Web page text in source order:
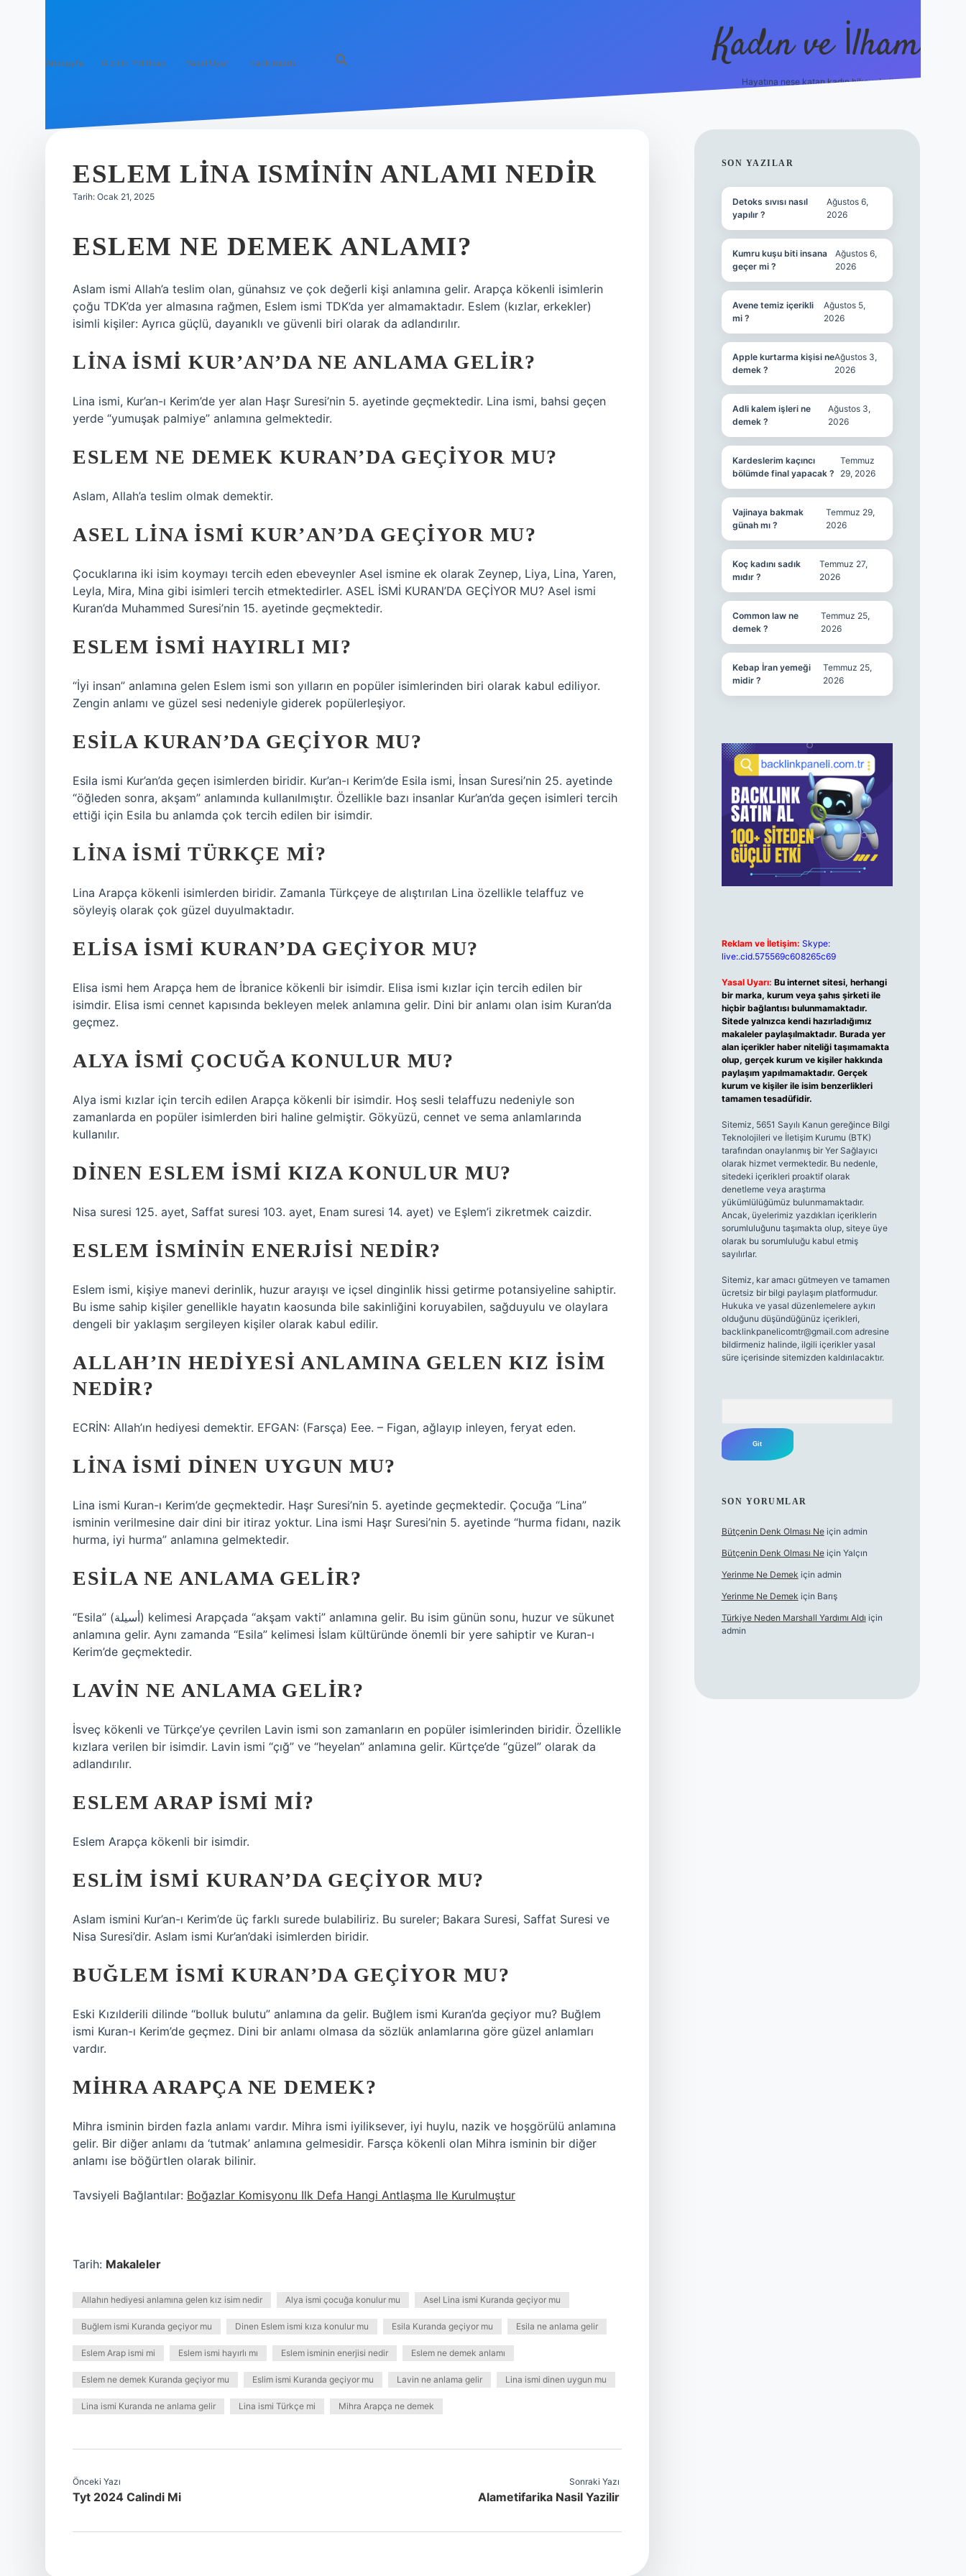
Anasayfa Gizlilik Politikası Yasal Uyarı Hakkımızda Kadın ve İlham
Hayatına neşe katan kadın hikayeleri!
ESLEM LINA ISMININ ANLAMI NEDIR
Tarih: Ocak 21, 2025
ESLEM NE DEMEK ANLAMI?
Aslam ismi Allah’a teslim olan, günahsız ve çok değerli kişi anlamına gelir. Arapça kökenli isimlerin
çoğu TDK’da yer almasına rağmen, Eslem ismi TDK’da yer almamaktadır. Eslem (kızlar, erkekler)
isimli kişiler: Ayrıca güçlü, dayanıklı ve güvenli biri olarak da adlandırılır.
LINA ISMI KUR’AN’DA NE ANLAMA GELIR?
Lina ismi, Kur’an-ı Kerim’de yer alan Haşr Suresi’nin 5. ayetinde geçmektedir. Lina ismi, bahsi geçen
yerde “yumuşak palmiye” anlamına gelmektedir.
ESLEM NE DEMEK KURAN’DA GEÇIYOR MU?
Aslam, Allah’a teslim olmak demektir.
ASEL LINA ISMI KUR’AN’DA GEÇIYOR MU?
Çocuklarına iki isim koymayı tercih eden ebeveynler Asel ismine ek olarak Zeynep, Liya, Lina, Yaren,
Leyla, Mira, Mina gibi isimleri tercih etmektedirler. ASEL İSMİ KURAN’DA GEÇİYOR MU? Asel ismi
Kuran’da Muhammed Suresi’nin 15. ayetinde geçmektedir.
ESLEM ISMI HAYIRLI MI?
“İyi insan” anlamına gelen Eslem ismi son yılların en popüler isimlerinden biri olarak kabul ediliyor.
Zengin anlamı ve güzel sesi nedeniyle giderek popülerleşiyor.
ESILA KURAN’DA GEÇIYOR MU?
Esila ismi Kur’an’da geçen isimlerden biridir. Kur’an-ı Kerim’de Esila ismi, İnsan Suresi’nin 25. ayetinde
“öğleden sonra, akşam” anlamında kullanılmıştır. Özellikle bazı insanlar Kur’an’da geçen isimleri tercih
ettiği için Esila bu anlamda çok tercih edilen bir isimdir.
LINA ISMI TÜRKÇE MI?
Lina Arapça kökenli isimlerden biridir. Zamanla Türkçeye de alıştırılan Lina özellikle telaffuz ve
söyleyiş olarak çok güzel duyulmaktadır.
ELISA ISMI KURAN’DA GEÇIYOR MU?
Elisa ismi hem Arapça hem de İbranice kökenli bir isimdir. Elisa ismi kızlar için tercih edilen bir
isimdir. Elisa ismi cennet kapısında bekleyen melek anlamına gelir. Dini bir anlamı olan isim Kuran’da
geçmez.
ALYA ISMI ÇOCUĞA KONULUR MU?
Alya ismi kızlar için tercih edilen Arapça kökenli bir isimdir. Hoş sesli telaffuzu nedeniyle son
zamanlarda en popüler isimlerden biri haline gelmiştir. Gökyüzü, cennet ve sema anlamlarında
kullanılır.
DINEN ESLEM ISMI KIZA KONULUR MU?
Nisa suresi 125. ayet, Saffat suresi 103. ayet, Enam suresi 14. ayet) ve Eşlem’i zikretmek caizdir.
ESLEM ISMININ ENERJISI NEDIR?
Eslem ismi, kişiye manevi derinlik, huzur arayışı ve içsel dinginlik hissi getirme potansiyeline sahiptir.
Bu isme sahip kişiler genellikle hayatın kaosunda bile sakinliğini koruyabilen, sağduyulu ve olaylara
dengeli bir yaklaşım sergileyen kişiler olarak kabul edilir.
ALLAH’IN HEDIYESI ANLAMINA GELEN KIZ ISIM
NEDIR?
ECRİN: Allah’ın hediyesi demektir. EFGAN: (Farsça) Eee. – Figan, ağlayıp inleyen, feryat eden.
LINA ISMI DINEN UYGUN MU?
Lina ismi Kuran-ı Kerim’de geçmektedir. Haşr Suresi’nin 5. ayetinde geçmektedir. Çocuğa “Lina”
isminin verilmesine dair dini bir itiraz yoktur. Lina ismi Haşr Suresi’nin 5. ayetinde “hurma fidanı, nazik
hurma, iyi hurma” anlamına gelmektedir.
ESILA NE ANLAMA GELIR?
“Esila” (أسيلة) kelimesi Arapçada “akşam vakti” anlamına gelir. Bu isim günün sonu, huzur ve sükunet
anlamına gelir. Aynı zamanda “Esila” kelimesi İslam kültüründe önemli bir yere sahiptir ve Kuran-ı
Kerim’de geçmektedir.
LAVIN NE ANLAMA GELIR?
İsveç kökenli ve Türkçe’ye çevrilen Lavin ismi son zamanların en popüler isimlerinden biridir. Özellikle
kızlara verilen bir isimdir. Lavin ismi “çığ” ve “heyelan” anlamına gelir. Kürtçe’de “güzel” olarak da
adlandırılır.
ESLEM ARAP ISMI MI?
Eslem Arapça kökenli bir isimdir.
ESLIM ISMI KURAN’DA GEÇIYOR MU?
Aslam ismini Kur’an-ı Kerim’de üç farklı surede bulabiliriz. Bu sureler; Bakara Suresi, Saffat Suresi ve
Nisa Suresi’dir. Aslam ismi Kur’an’daki isimlerden biridir.
BUĞLEM ISMI KURAN’DA GEÇIYOR MU?
Eski Kızılderili dilinde “bolluk bulutu” anlamına da gelir. Buğlem ismi Kuran’da geçiyor mu? Buğlem
ismi Kuran-ı Kerim’de geçmez. Dini bir anlamı olmasa da sözlük anlamlarına göre güzel anlamları
vardır.
MIHRA ARAPÇA NE DEMEK?
Mihra isminin birden fazla anlamı vardır. Mihra ismi iyiliksever, iyi huylu, nazik ve hoşgörülü anlamına
gelir. Bir diğer anlamı da ‘tutmak’ anlamına gelmesidir. Farsça kökenli olan Mihra isminin bir diğer
anlamı ise böğürtlen olarak bilinir.
Tavsiyeli Bağlantılar: Boğazlar Komisyonu Ilk Defa Hangi Antlaşma Ile Kurulmuştur
Tarih: Makaleler
Allahın hediyesi anlamına gelen kız isim nedir Alya ismi çocuğa konulur mu Asel Lina ismi Kuranda geçiyor mu
Buğlem ismi Kuranda geçiyor mu Dinen Eslem ismi kıza konulur mu Esila Kuranda geçiyor mu Esila ne anlama gelir
Eslem Arap ismi mi Eslem ismi hayırlı mı Eslem isminin enerjisi nedir Eslem ne demek anlamı
Eslem ne demek Kuranda geçiyor mu Eslim ismi Kuranda geçiyor mu Lavin ne anlama gelir Lina ismi dinen uygun mu
Lina ismi Kuranda ne anlama gelir Lina ismi Türkçe mi Mihra Arapça ne demek
Önceki Yazı
Tyt 2024 Calindi Mi
Sonraki Yazı
Alametifarika Nasil Yazilir
SIDEBAR
SON YAZILAR
Detoks sıvısı nasıl
yapılır ?
Ağustos 6,
2026
Kumru kuşu biti insana
geçer mi ?
Ağustos 6,
2026
Avene temiz içerikli
mi ?
Ağustos 5,
2026
Apple kurtarma kişisi ne
demek ?
Ağustos 3,
2026
Adli kalem işleri ne
demek ?
Ağustos 3,
2026
Kardeslerim kaçıncı
bölümde final yapacak ?
Temmuz
29, 2026
Vajinaya bakmak
günah mı ?
Temmuz 29,
2026
Koç kadını sadık
mıdır ?
Temmuz 27,
2026
Common law ne
demek ?
Temmuz 25,
2026
Kebap İran yemeği
midir ?
Temmuz 25,
2026
Reklam ve İletişim: Skype:
live:.cid.575569c608265c69
Yasal Uyarı: Bu internet sitesi, herhangi
bir marka, kurum veya şahıs şirketi ile
hiçbir bağlantısı bulunmamaktadır.
Sitede yalnızca kendi hazırladığımız
makaleler paylaşılmaktadır. Burada yer
alan içerikler haber niteliği taşımamakta
olup, gerçek kurum ve kişiler hakkında
paylaşım yapılmamaktadır. Gerçek
kurum ve kişiler ile isim benzerlikleri
tamamen tesadüfidir.
Sitemiz, 5651 Sayılı Kanun gereğince Bilgi
Teknolojileri ve İletişim Kurumu (BTK)
tarafından onaylanmış bir Yer Sağlayıcı
olarak hizmet vermektedir. Bu nedenle,
sitedeki içerikleri proaktif olarak
denetleme veya araştırma
yükümlülüğümüz bulunmamaktadır.
Ancak, üyelerimiz yazdıkları içeriklerin
sorumluluğunu taşımakta olup, siteye üye
olarak bu sorumluluğu kabul etmiş
sayılırlar.
Sitemiz, kar amacı gütmeyen ve tamamen
ücretsiz bir bilgi paylaşım platformudur.
Hukuka ve yasal düzenlemelere aykırı
olduğunu düşündüğünüz içerikleri,
backlinkpanelicomtr@gmail.comadresine
bildirmeniz halinde, ilgili içerikler yasal
süre içerisinde sitemizden kaldırılacaktır.
SON YORUMLAR
Bütçenin Denk Olması Neiçin admin
Bütçenin Denk Olması Neiçin Yalçın
Yerinme Ne Demek için admin
Yerinme Ne Demek için Barış
Türkiye Neden Marshall Yardımı Aldı için
admin
https://